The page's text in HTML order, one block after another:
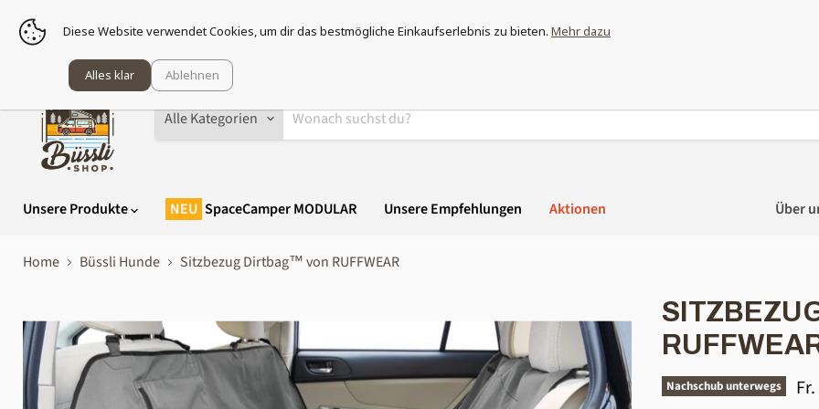
Sei gewappnet und entdecke das grösste Moskitonetz-Sortiment der
Alle Kategorien
Unsere Produkte SpaceCamper MODULAR Unsere Empfehlungen Aktionen Über
Home Büssli Hunde Sitzbezug Dirtbag™ von RUFFWEAR
Nachschub unterwegs
Diese Website verwendet Cookies, um dir das bestmögliche Einkaufserlebnis zu bieten. Mehr dazu
Alles klar Ablehnen